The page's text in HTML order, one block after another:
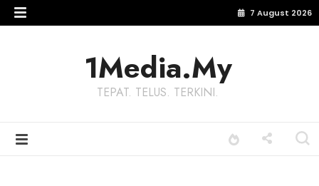
7 August 2026
1Media.My
TEPAT. TELUS. TERKINI.